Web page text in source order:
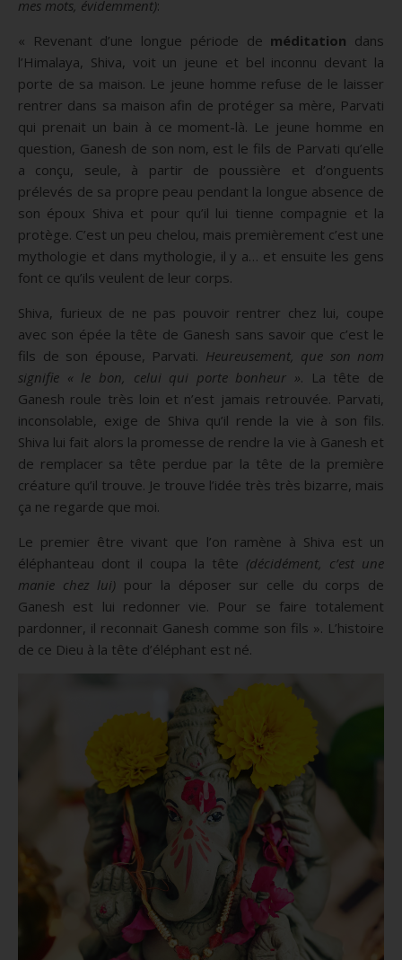
mes mots, évidemment):
« Revenant d’une longue période de méditation dans
l’Himalaya, Shiva, voit un jeune et bel inconnu devant la
porte de sa maison. Le jeune homme refuse de le laisser
rentrer dans sa maison afin de protéger sa mère, Parvati
qui prenait un bain à ce moment-là. Le jeune homme en
question, Ganesh de son nom, est le fils de Parvati qu’elle
a conçu, seule, à partir de poussière et d’onguents
prélevés de sa propre peau pendant la longue absence de
son époux Shiva et pour qu’il lui tienne compagnie et la
protège. C’est un peu chelou, mais premièrement c’est une
mythologie et dans mythologie, il y a… et ensuite les gens
font ce qu’ils veulent de leur corps.
Shiva, furieux de ne pas pouvoir rentrer chez lui, coupe
avec son épée la tête de Ganesh sans savoir que c’est le
fils de son épouse, Parvati. Heureusement, que son nom
signifie « le bon, celui qui porte bonheur ». La tête de
Ganesh roule très loin et n’est jamais retrouvée. Parvati,
inconsolable, exige de Shiva qu’il rende la vie à son fils.
Shiva lui fait alors la promesse de rendre la vie à Ganesh et
de remplacer sa tête perdue par la tête de la première
créature qu’il trouve. Je trouve l’idée très très bizarre, mais
ça ne regarde que moi.
Le premier être vivant que l’on ramène à Shiva est un
éléphanteau dont il coupa la tête (décidément, c’est une
manie chez lui) pour la déposer sur celle du corps de
Ganesh est lui redonner vie. Pour se faire totalement
pardonner, il reconnait Ganesh comme son fils ». L’histoire
de ce Dieu à la tête d’éléphant est né.